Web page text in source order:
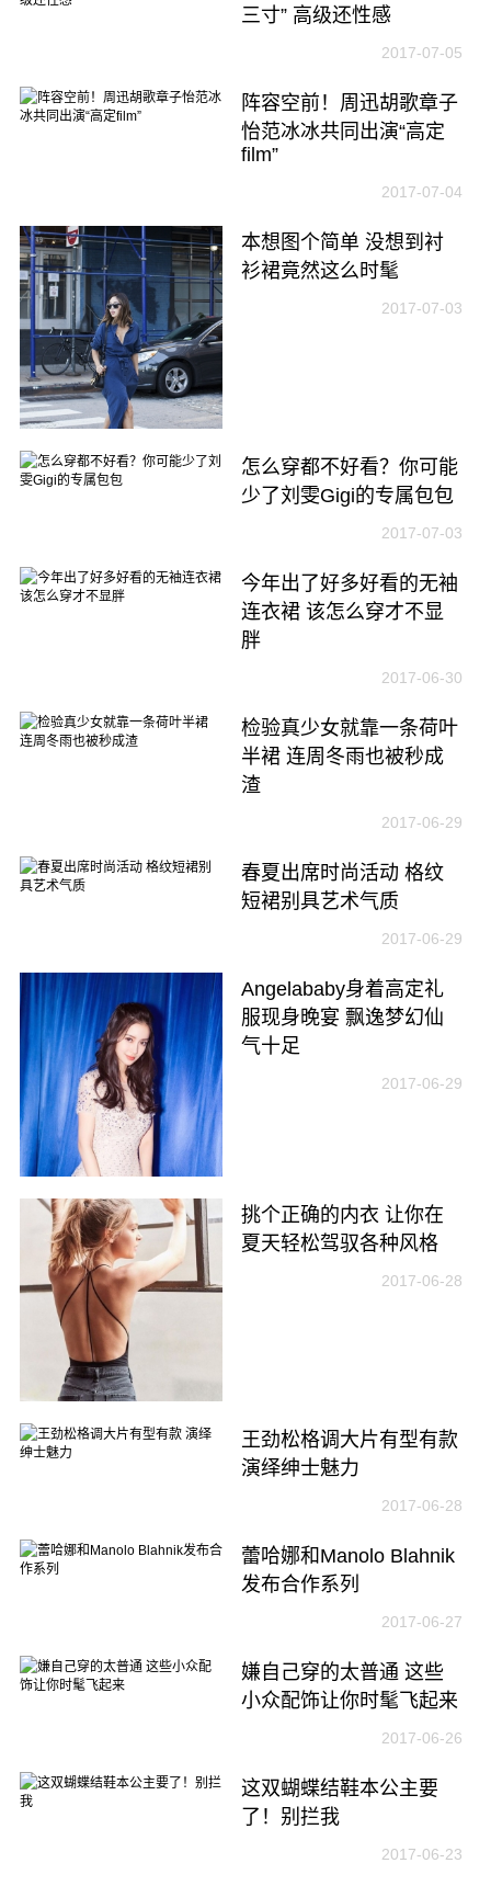
三寸” 高级还性感
2017-07-05
阵容空前！周迅胡歌章子
怡范冰冰共同出演“高定
film”
2017-07-04
本想图个简单 没想到衬
衫裙竟然这么时髦
2017-07-03
怎么穿都不好看？你可能
少了刘雯Gigi的专属包包
2017-07-03
今年出了好多好看的无袖
连衣裙 该怎么穿才不显
胖
2017-06-30
检验真少女就靠一条荷叶
半裙 连周冬雨也被秒成
渣
2017-06-29
春夏出席时尚活动 格纹
短裙别具艺术气质
2017-06-29
Angelababy身着高定礼
服现身晚宴 飘逸梦幻仙
气十足
2017-06-29
挑个正确的内衣 让你在
夏天轻松驾驭各种风格
2017-06-28
王劲松格调大片有型有款
演绎绅士魅力
2017-06-28
蕾哈娜和Manolo Blahnik
发布合作系列
2017-06-27
嫌自己穿的太普通 这些
小众配饰让你时髦飞起来
2017-06-26
这双蝴蝶结鞋本公主要
了！别拦我
2017-06-23